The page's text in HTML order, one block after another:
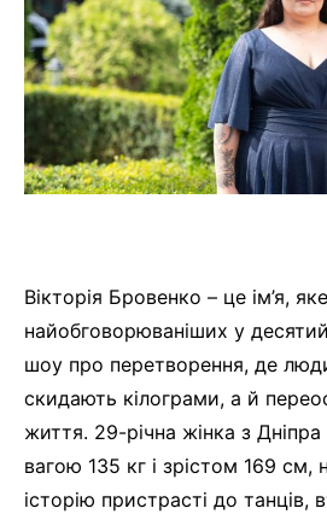
Вікторія Бровенко – це ім’я,
найобговорюваніших у
шоу про перетворення, де
скидають кілограми, а й
життя. 29-річна жінка з
вагою 135 кг і зрістом 169 см,
історію пристрасті до танців,